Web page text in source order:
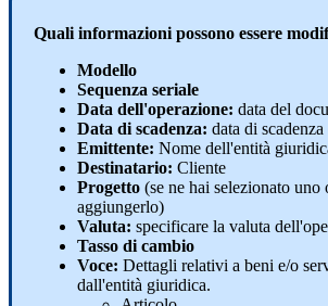
Quali informazioni possono essere
Modello
Sequenza seriale
Data dell'operazione: data del
Data di scadenza: data di scadenza
Emittente: Nome dell'entità
Destinatario: Cliente
Progetto (se ne hai selezionato uno
aggiungerlo)
Valuta: specificare la valuta dell'
Tasso di cambio
Voce: Dettagli relativi a beni e/o
dall'entità giuridica.